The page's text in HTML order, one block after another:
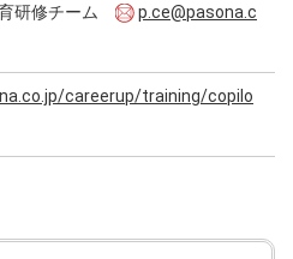
研修チーム
p.ce@pasona.c
careerup/training/copilo